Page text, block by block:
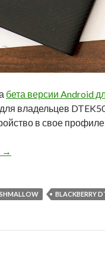
бета версии Android
владельцев
в свое
Вышла первая бета
→
BLACKBERRY